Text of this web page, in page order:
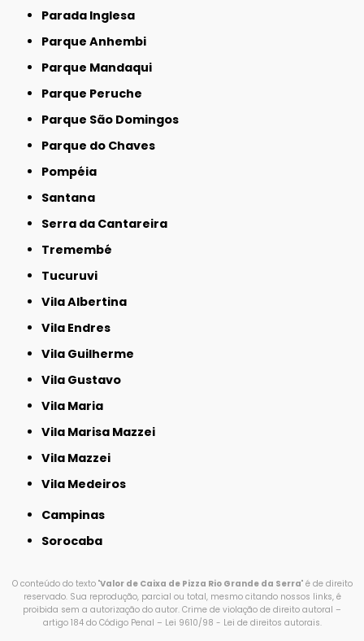
Parada Inglesa
Parque Anhembi
Parque Mandaqui
Parque Peruche
Parque São Domingos
Parque do Chaves
Pompéia
Santana
Serra da Cantareira
Tremembé
Tucuruvi
Vila Albertina
Vila Endres
Vila Guilherme
Vila Gustavo
Vila Maria
Vila Marisa Mazzei
Vila Mazzei
Vila Medeiros
Campinas
Sorocaba
O conteúdo do texto "Valor de Caixa de Pizza Rio Grande da Serra" é de direito
reservado. Sua reprodução, parcial ou total, mesmo citando nossos links, é
proibida sem a autorização do autor. Crime de violação de direito autoral –
artigo 184 do Código Penal – Lei 9610/98 - Lei de direitos autorais.